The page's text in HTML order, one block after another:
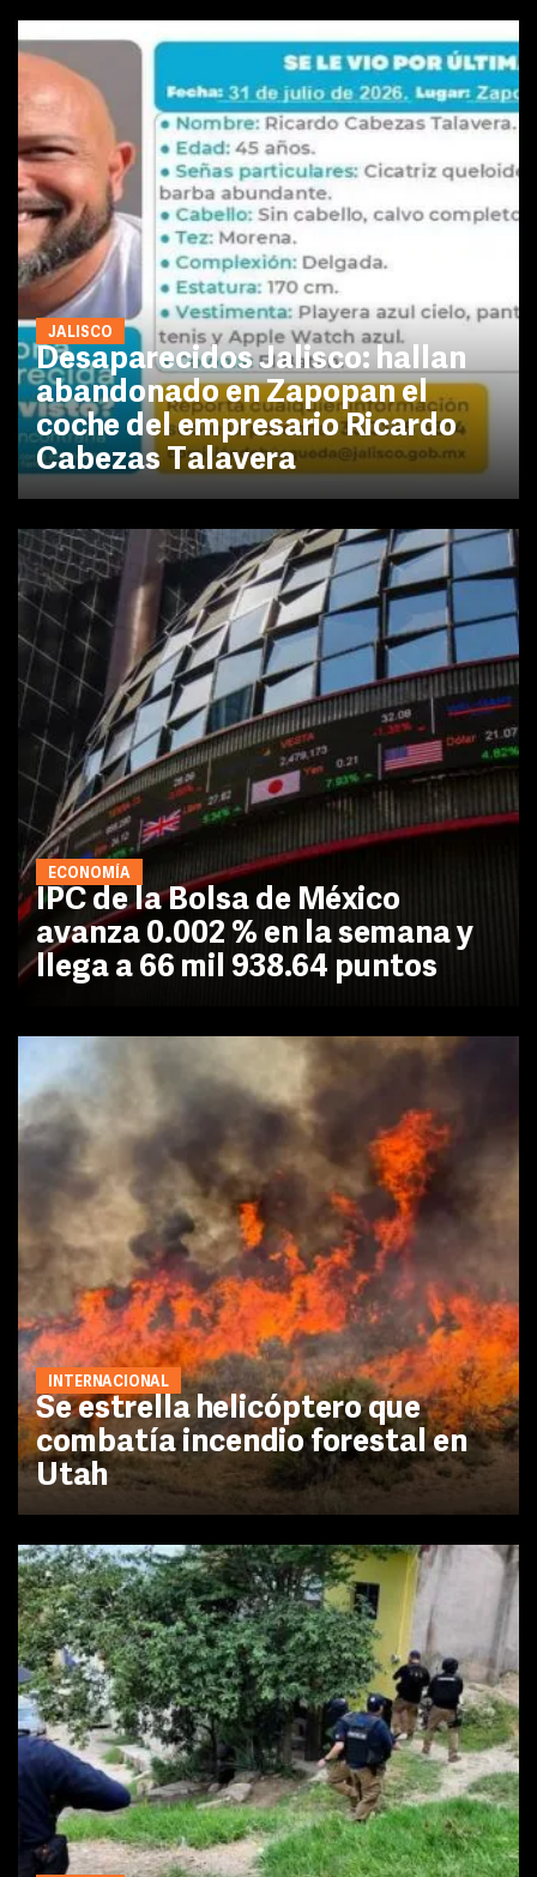
JALISCO
Desaparecidos Jalisco: hallan
abandonado en Zapopan el
coche del empresario Ricardo
Cabezas Talavera
ECONOMÍA
IPC de la Bolsa de México
avanza 0.002 % en la semana y
llega a 66 mil 938.64 puntos
INTERNACIONAL
Se estrella helicóptero que
combatía incendio forestal en
Utah